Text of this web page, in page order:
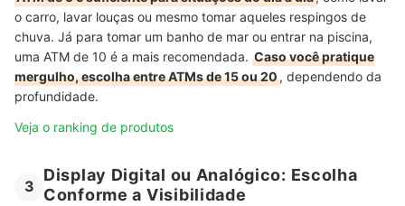
o carro, lavar louças ou mesmo tomar aqueles respingos de
chuva. Já para tomar um banho de mar ou entrar na piscina,
uma ATM de 10 é a mais recomendada. Caso você pratique
mergulho, escolha entre ATMs de 15 ou 20, dependendo da
profundidade.
Veja o ranking de produtos
3
Display Digital ou Analógico: Escolha
Conforme a Visibilidade